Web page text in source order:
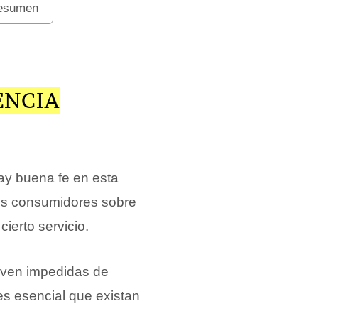
buena fe en esta
consumidores sobre
servicio.
impedidas de
esencial que existan